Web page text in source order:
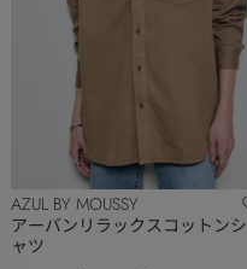
AZUL BY MOUSSY
アーバンリラックスコットンシ
ャツ